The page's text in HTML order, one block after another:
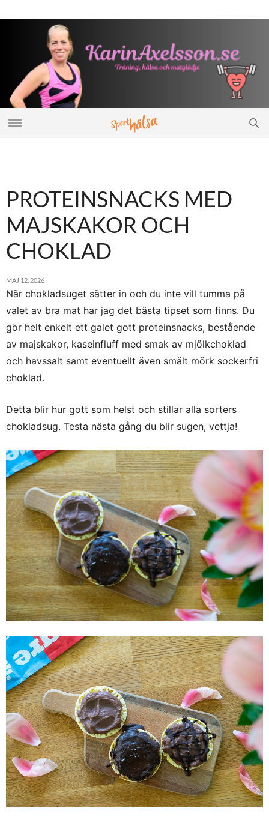
PROTEINSNACKS MED
MAJSKAKOR OCH
CHOKLAD
MAJ 12, 2026
När chokladsuget sätter in och du inte vill tumma på
valet av bra mat har jag det bästa tipset som finns. Du
gör helt enkelt ett galet gott proteinsnacks, bestående
av majskakor, kaseinfluff med smak av mjölkchoklad
och havssalt samt eventuellt även smält mörk sockerfri
choklad.
Detta blir hur gott som helst och stillar alla sorters
chokladsug. Testa nästa gång du blir sugen, vettja!